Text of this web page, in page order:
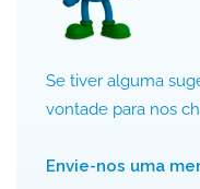
Se tiver alguma
vontade para nos
Envie-nos uma